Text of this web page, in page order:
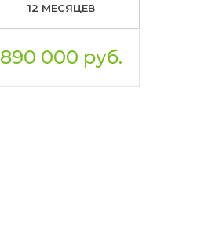
12 МЕСЯЦЕВ
890 000 руб.